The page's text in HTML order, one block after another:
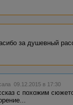
за душевный
09.12.2015 в 17:30
с похожим